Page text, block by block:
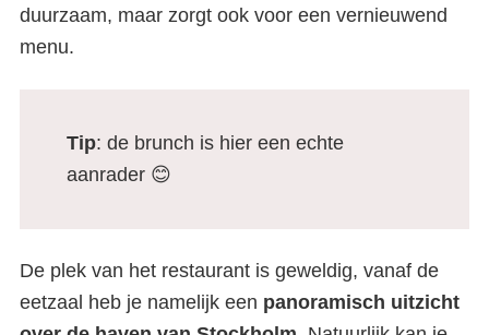
duurzaam, maar zorgt ook voor een vernieuwend
menu.
Tip: de brunch is hier een echte
aanrader 😊
De plek van het restaurant is geweldig, vanaf de
eetzaal heb je namelijk een panoramisch uitzicht